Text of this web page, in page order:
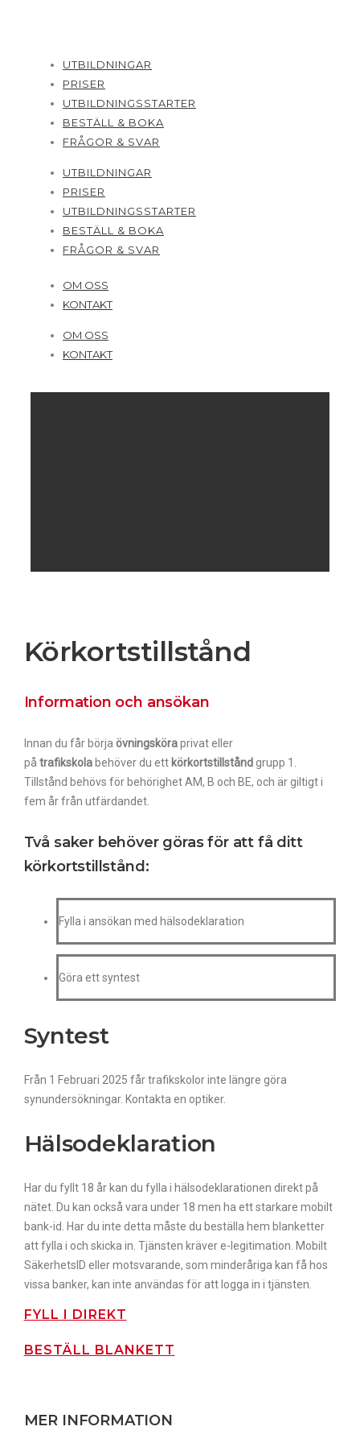
UTBILDNINGAR
PRISER
UTBILDNINGSSTARTER
BESTÄLL & BOKA
FRÅGOR & SVAR
UTBILDNINGAR
PRISER
UTBILDNINGSSTARTER
BESTÄLL & BOKA
FRÅGOR & SVAR
OM OSS
KONTAKT
OM OSS
KONTAKT
Körkortstillstånd
Information och ansökan
Innan du får börja övningsköraprivat eller
på trafikskolabehöver du ett körkortstillståndgrupp 1.
Tillstånd behövs för behörighet AM, B och BE, och är giltigt i
fem år från utfärdandet.
Två saker behöver göras för att få ditt
körkortstillstånd:
Fylla i ansökan med hälsodeklaration
Göra ett syntest
​Syntest
Från 1 Februari 2025 får trafikskolor inte längre göra
synundersökningar. Kontakta en optiker.
Hälsodeklaration
Har du fyllt 18 år kan du fylla i hälsodeklarationen direkt på
nätet. Du kan också vara under 18 men ha ett starkare mobilt
bank-id. Har du inte detta måste du beställa hem blanketter
att fylla i och skicka in. Tjänsten kräver e-legitimation. Mobilt
SäkerhetsID eller motsvarande, som minderåriga kan få hos
vissa banker, kan inte användas för att logga in i tjänsten.
FYLL I DIREKT
BESTÄLL BLANKETT
MER INFORMATION